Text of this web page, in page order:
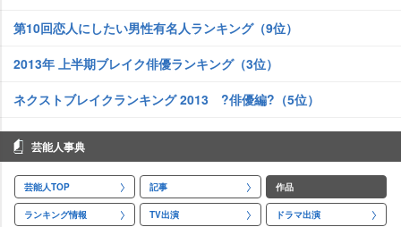
第10回恋人にしたい男性有名人ランキング（9位）
2013年 上半期ブレイク俳優ランキング（3位）
ネクストブレイクランキング 2013 ?俳優編?（5位）
芸能人事典
芸能人TOP 記事 作品
ランキング情報 TV出演 ドラマ出演